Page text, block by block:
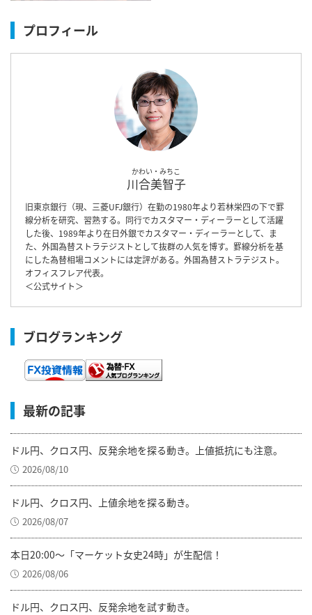
プロフィール
かわい・みちこ
川合美智子
旧東京銀行（現、三菱UFJ銀行）在勤の1980年より若林栄四の下で罫
線分析を研究、習熟する。同行でカスタマー・ディーラーとして活躍
した後、1989年より在日外銀でカスタマー・ディーラーとして、ま
た、外国為替ストラテジストとして抜群の人気を博す。罫線分析を基
にした為替相場コメントには定評がある。外国為替ストラテジスト。
オフィスフレア代表。
＜公式サイト＞
ブログランキング
最新の記事
ドル円、クロス円、反発余地を探る動き。上値抵抗にも注意。
2026/08/10
ドル円、クロス円、上値余地を探る動き。
2026/08/07
本日20:00～「マーケット女史24時」が生配信！
2026/08/06
ドル円、クロス円、反発余地を試す動き。